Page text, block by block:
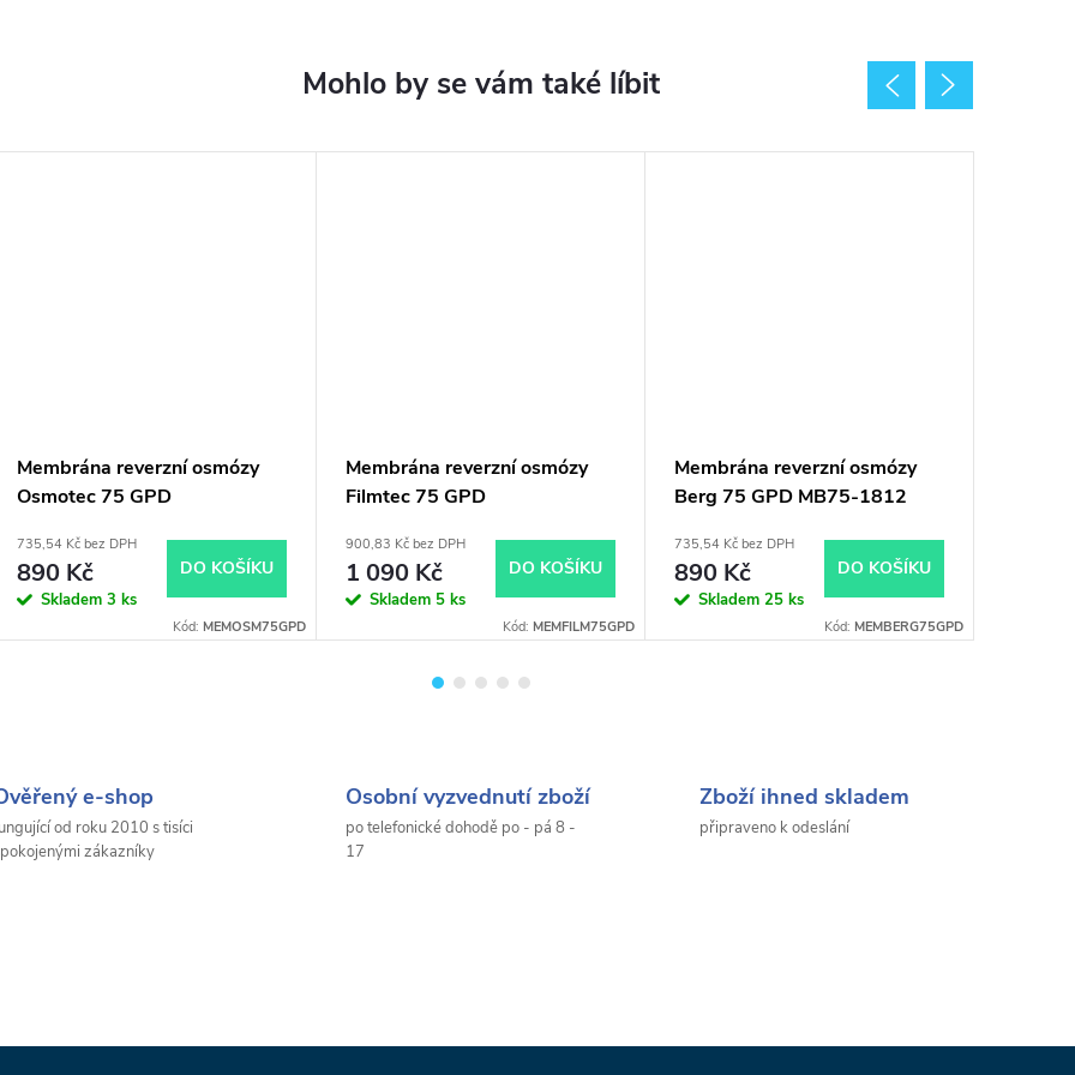
Membrána reverzní osmózy
Osmotec 75 GPD
735,54 Kč bez DPH
890 Kč
Skladem 3 ks
DO KOŠÍKU
Kód: MEMOSM75GPD
Membrána reverzní osmózy
Filmtec 75 GPD
900,83 Kč bez DPH
1 090 Kč
Skladem 5 ks
DO KOŠÍKU
Kód: MEMFILM75GPD
Membrána reverzní osmózy
Berg 75 GPD MB75-1812
735,54 Kč bez DPH
890 Kč
Skladem 25 ks
DO KOŠÍKU
Kód: MEMBERG75GPD
e-shop
od roku 2010 s tisíci
zákazníky
Osobní vyzvednutí zboží
po telefonické dohodě po - pá 8 -
17
Zboží ihned skladem
připraveno k odeslání